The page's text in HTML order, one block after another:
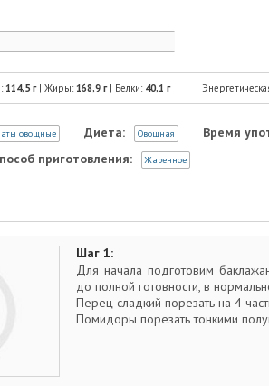
114,5г| Жиры: 168,9г| Белки: 40,1 г
овощные Диета: Овощная Время
приготовления: Жаренное
Шаг 1:
Для начала подготовим
до полной готовности, в
Перец сладкий порезать на 4
Помидоры порезать тонкими